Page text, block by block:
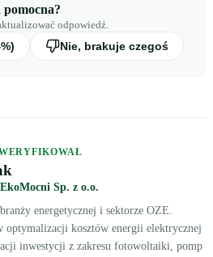
pomocna?
odpowiedź.
Nie, brakuje czegoś
Sp. z o.o.
energetycznej i sektorze OZE.
optymalizacji kosztów energii elektrycznej
inwestycji z zakresu fotowoltaiki, pomp